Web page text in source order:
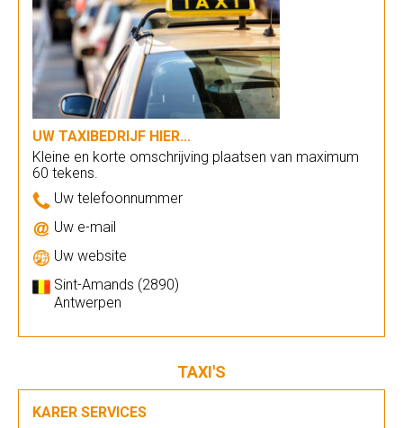
UW TAXIBEDRIJF HIER...
Kleine en korte omschrijving plaatsen van maximum
60 tekens.
Uw telefoonnummer
Uw e-mail
Uw website
Sint-Amands (2890)
Antwerpen
TAXI'S
KARER SERVICES